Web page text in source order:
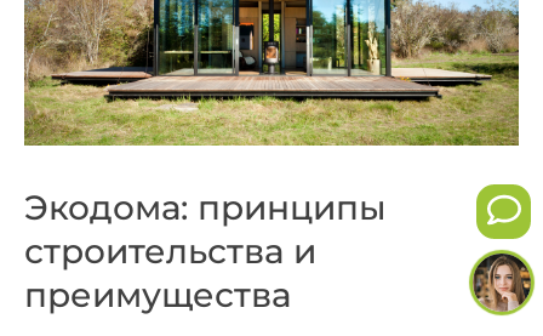
Экодома: принципы
строительства и
преимущества